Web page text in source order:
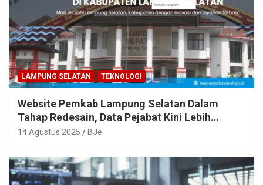
LAMPUNG SELATAN TEKNOLOGI
Website Pemkab Lampung Selatan Dalam
Tahap Redesain, Data Pejabat Kini Lebih
Mudah Diakses
14 Agustus 2025 BJe